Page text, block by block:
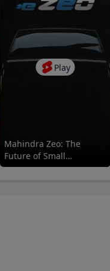
Play
Mahindra Zeo: The
Future of Small
Commercial